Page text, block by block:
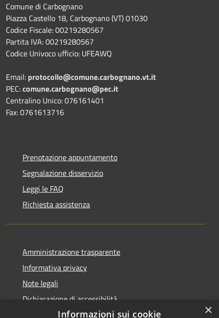
Comune di Carbognano
Piazza Castello 18, Carbognano (VT) 01030
Codice Fiscale: 00219280567
Partita IVA: 00219280567
Codice Univoco ufficio: UFEAWQ
Email: protocollo@comune.carbognano.vt.it
PEC:comune.carbognano@pec.it
Centralino Unico: 076161401
Fax: 0761613716
Prenotazione appuntamento
Segnalazione disservizio
Leggi le FAQ
Richiesta assistenza
Amministrazione trasparente
Informativa privacy
Note legali
Dichiarazione di accessibilità
×
Informazioni sui cookie